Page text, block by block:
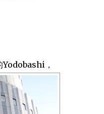
Yodobashi，